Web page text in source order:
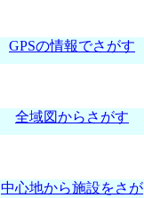
GPSの情報でさがす
全域図からさがす
中心地から施設をさが